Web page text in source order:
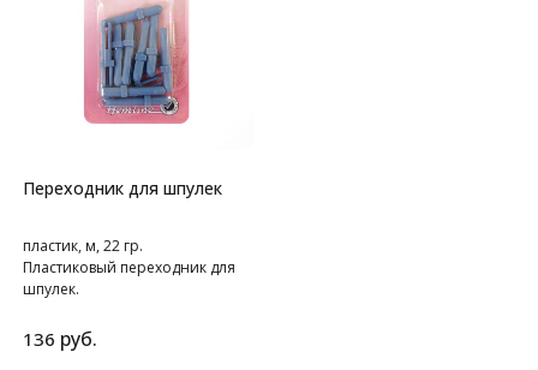
Переходник для шпулек
пластик, м, 22 гр.
Пластиковый переходник для
шпулек.
136 руб.